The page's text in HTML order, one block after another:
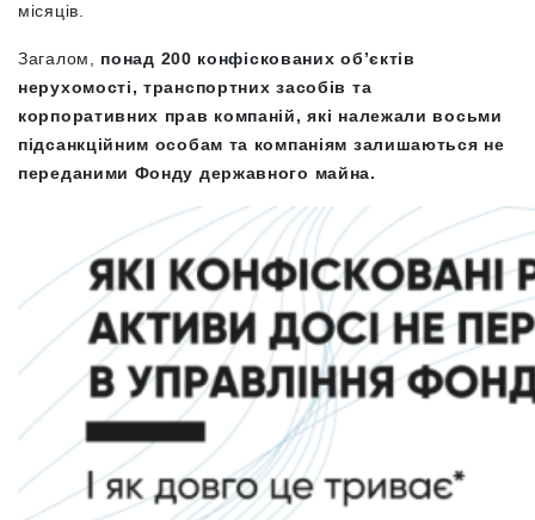
місяців.
Загалом,
понад 200 конфіскованих об’єктів
нерухомості, транспортних засобів та
корпоративних прав компаній, які належали восьми
підсанкційним особам та компаніям залишаються не
переданими Фонду державного майна.